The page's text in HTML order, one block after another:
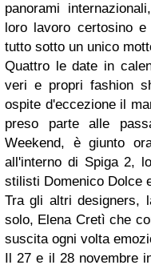
panorami
loro lavoro certosino
tutto sotto un unico
Quattro le date in
veri e propri fashion
ospite d'eccezione il
preso parte alle
Weekend, è giunto
all'interno di Spiga 2,
stilisti Domenico Dolce
Tra gli altri designers,
solo, Elena Cretì che
suscita ogni volta
Il 27 e il 28 novembre